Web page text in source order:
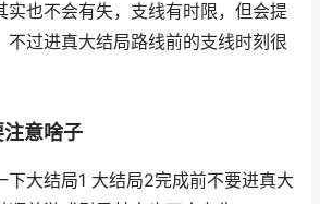
实也不会有失，支线有时限，但会提
不过进真大结局路线前的支线时刻很
意啥子
下大结局1 大结局2完成前不要进真大